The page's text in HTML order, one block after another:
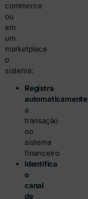
commerce
ou
em
um
marketplace
o
sistema:
Registra
automaticamente
a
transação
no
sistema
financeiro
Identifica
o
canal
de